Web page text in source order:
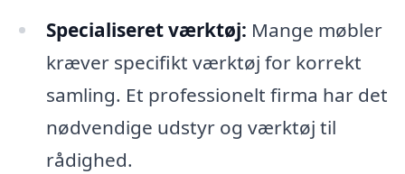
Specialiseret værktøj: Mange møbler
kræver specifikt værktøj for korrekt
samling. Et professionelt firma har det
nødvendige udstyr og værktøj til
rådighed.